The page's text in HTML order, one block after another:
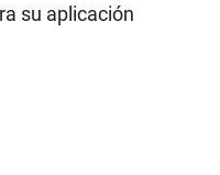
su aplicación